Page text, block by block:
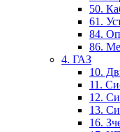
50.
61.
84.
86.
4. ГАЗ
10.
11.
12.
13.
16.